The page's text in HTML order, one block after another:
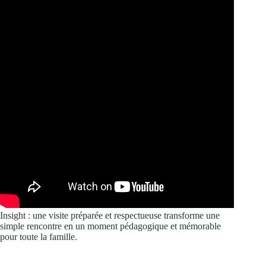
Insight : une visite préparée et respectueuse transforme une
simple rencontre en un moment pédagogique et mémorable
pour toute la famille.